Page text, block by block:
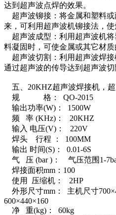
达到超声波点焊的效果。
超声波铆接：将金属和塑料
来，可利用超声波机铆接法，
超声波成型：利用超声波机
料凝固时，可使金属或其它材质
超声波切割：利用超声波焊接
通过超声波的传导达到超声波切
五、20KHZ超声波焊接机，超
规 格： QO-2015
输出功率(W)： 1500W
频 率 (KHz)： 20KHZ
输入 电压(V)： 220V
焊头 行程 ： 100MM
输出 时间(S)： 0.01-6S
气 压 (bar )： 气压范围1-
焊接面积mm：100
使用 压缩机： 2HP
外形尺寸mm： 主机尺寸
600×440×160
净 重(kg)： 60kg